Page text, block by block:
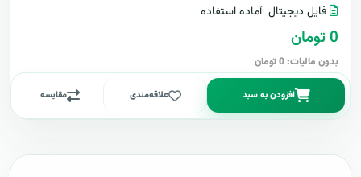
فایل دیجیتال آماده استفاده
0 تومان
بدون مالیات: 0 تومان
افزودن به سبد علاقه‌مندی مقایسه